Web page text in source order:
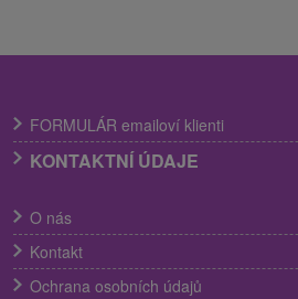
FORMULÁR emailoví klienti
KONTAKTNÍ ÚDAJE
O nás
Kontakt
Ochrana osobních údajů